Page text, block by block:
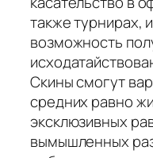
также турнирах,
возможность
Скины смогут
средних равно
эксклюзивных
вымышленных